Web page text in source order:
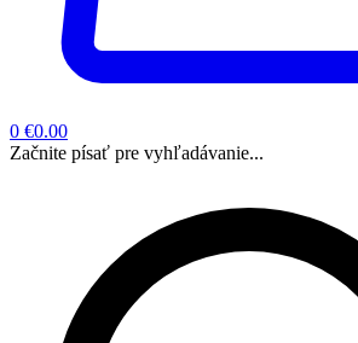
0 €0.00
Začnite písať pre vyhľadávanie...